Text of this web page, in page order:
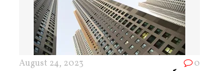
August 24, 2023 0